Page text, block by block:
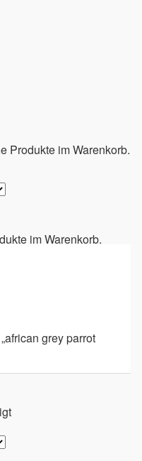
Produkte im Warenkorb.
im Warenkorb.
grey parrot